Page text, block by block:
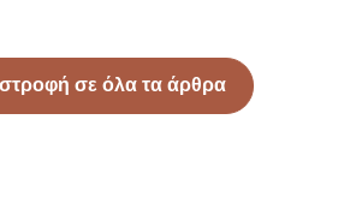
σε όλα τα άρθρα